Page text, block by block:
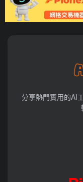
分享熱門實用的AI